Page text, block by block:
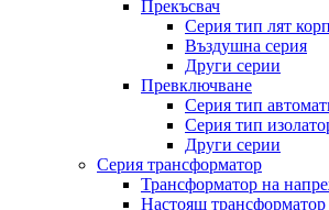
Прекъсвач
Серия тип лят
Въздушна серия
Други серии
Превключване
Серия тип
Серия тип
Други серии
Серия трансформатор
Трансформатор на
Настоящ трансформатор